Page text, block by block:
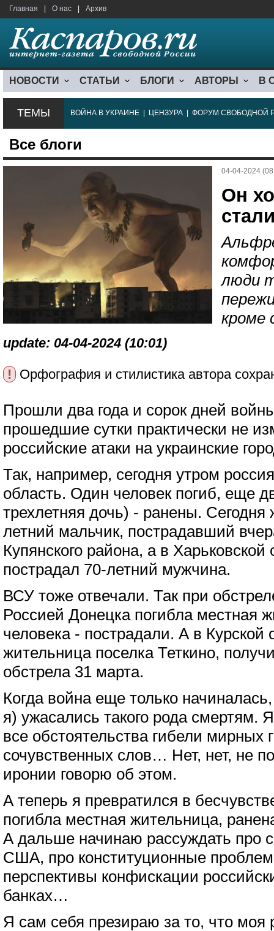
Главная О нас Архив
НОВОСТИ СТАТЬИ БЛОГИ АВТОРЫ В
ТЕМЫ ВОЙНА В УКРАИНЕ ЦЕНЗУРА ФОРУМ СВОБОДНОЙ
Все блоги
04-04-2024
Он
люди
кроме
update: 04-04-2024 (10:01)
! Орфография и стилистика автора
Прошли два года и сорок дней
прошедшие сутки практически не
российские атаки на украинские
Так, например, сегодня утром
область. Один человек погиб, еще
трехлетняя дочь) - ранены.
летний мальчик, пострадавший
Купянского района, а в Харьковской
пострадал 70-летний мужчина.
ВСУ тоже отвечали. Так при
Россией Донецка погибла местная
человека - пострадали. А в Курской
жительница поселка Теткино,
обстрела 31 марта.
Когда война еще только
я) ужасались такого рода смертям.
все обстоятельства гибели мирных
сочувственных слов… Нет, нет, не
иронии говорю об этом.
А теперь я превратился в
погибла местная жительница,
А дальше начинаю рассуждать про
США, про конституционные
перспективы конфискации
банках…
Я сам себя презираю за то, что моя